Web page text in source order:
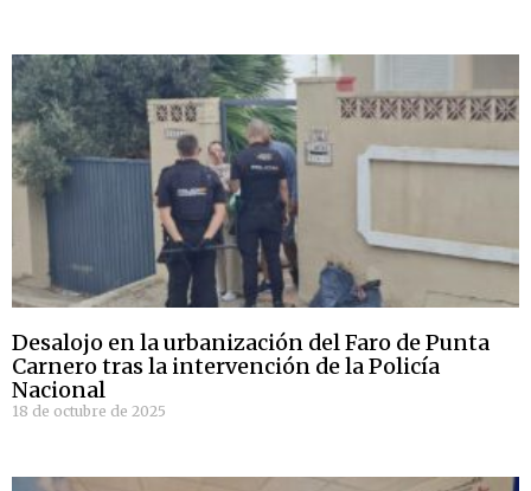
Desalojo en la urbanización del Faro de Punta
Carnero tras la intervención de la Policía
Nacional
18 de octubre de 2025